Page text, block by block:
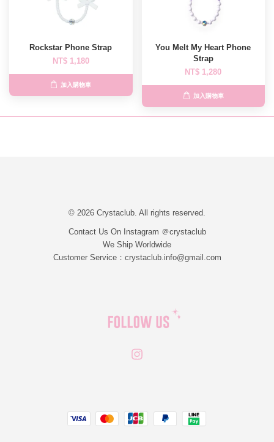
Rockstar Phone Strap
NT$ 1,180
加入購物車
You Melt My Heart Phone
Strap
NT$ 1,280
加入購物車
© 2026 Crystaclub. All rights reserved.
Contact Us On Instagram ＠crystaclub
We Ship Worldwide
Customer Service：crystaclub.info@gmail.com
Visa Master JCB Paypal